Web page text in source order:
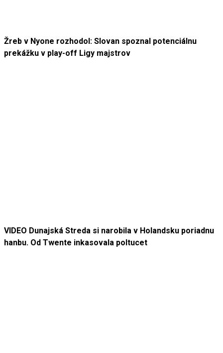
Žreb v Nyone rozhodol: Slovan spoznal potenciálnu
prekážku v play-off Ligy majstrov
VIDEO Dunajská Streda si narobila v Holandsku poriadnu
hanbu. Od Twente inkasovala poltucet